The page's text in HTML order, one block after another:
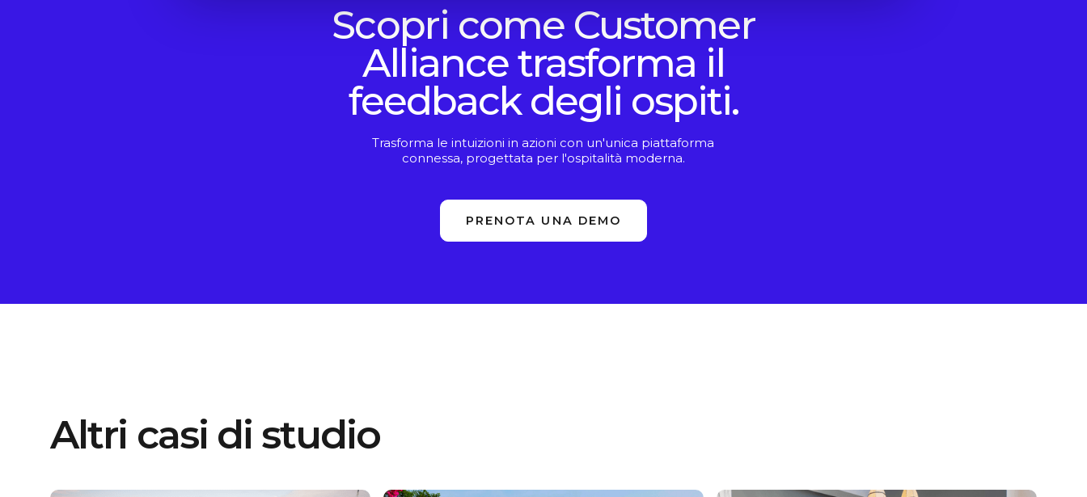
Scopri come Customer
Alliance trasforma il
feedback degli ospiti.
Trasforma le intuizioni in azioni con un'unica piattaforma
connessa, progettata per l'ospitalità moderna.
PRENOTA UNA DEMO
Altri casi di studio